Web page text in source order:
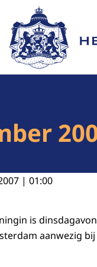
Naar de
| 01:00
is
aanwezig